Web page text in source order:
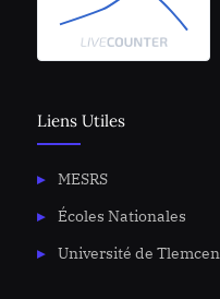
Liens Utiles
MESRS
Écoles Nationales
Université de